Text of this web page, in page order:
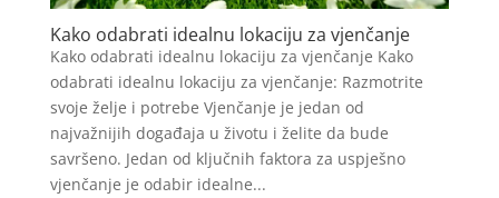
Kako odabrati idealnu lokaciju za vjenčanje
Kako odabrati idealnu lokaciju za vjenčanje Kako
odabrati idealnu lokaciju za vjenčanje: Razmotrite
svoje želje i potrebe Vjenčanje je jedan od
najvažnijih događaja u životu i želite da bude
savršeno. Jedan od ključnih faktora za uspješno
vjenčanje je odabir idealne...